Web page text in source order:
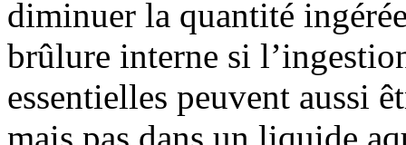
diminuer la quantité
brûlure interne si
essentielles peuvent aussi
mais pas dans un liquide